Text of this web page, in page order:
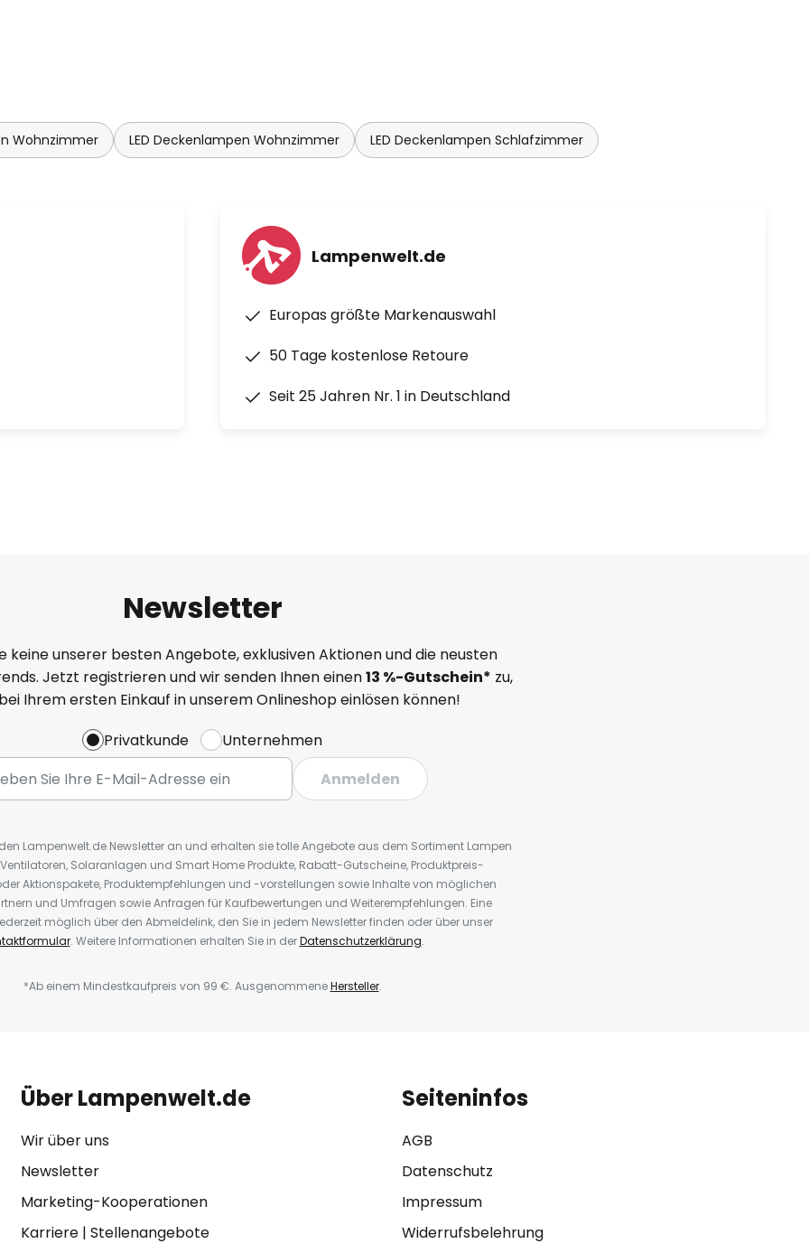
Wohnzimmer LED Deckenlampen Wohnzimmer LED Deckenlampen Schlafzimmer
Lampenwelt.de
Europas größte Markenauswahl
50 Tage kostenlose Retoure
Seit 25 Jahren Nr. 1 in Deutschland
Newsletter
keine unserer besten Angebote, exklusiven Aktionen und die neusten
Jetzt registrieren und wir senden Ihnen einen13 %-Gutschein* zu,
Ihrem ersten Einkauf in unserem Onlineshop einlösen können!
Privatkunde
Unternehmen
Anmelden
Lampenwelt.de Newsletter an und erhalten sie tolle Angebote aus dem Sortiment Lampen
Solaranlagen und Smart Home Produkte, Rabatt-Gutscheine, Produktpreis-
Aktionspakete, Produktempfehlungen und -vorstellungen sowie Inhalte von möglichen
und Umfragen sowie Anfragen für Kaufbewertungen und Weiterempfehlungen. Eine
möglich über den Abmeldelink, den Sie in jedem Newsletter finden oder über unser
. Weitere Informationen erhalten Sie in derDatenschutzerklärung.
*Ab einem Mindestkaufpreis von 99 €. AusgenommeneHersteller.
Über Lampenwelt.de
Wir über uns
Newsletter
Marketing-Kooperationen
Karriere| Stellenangebote
Seiteninfos
AGB
Datenschutz
Impressum
Widerrufsbelehrung